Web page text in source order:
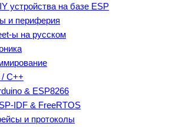
устройства на базе ESP
и периферия
ы на русском
/ C++
& ESP8266
IDF & FreeRTOS
и протоколы